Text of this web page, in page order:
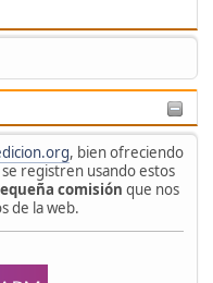
, bien ofreciendo
registren usando estos
comisión que nos
de la web.